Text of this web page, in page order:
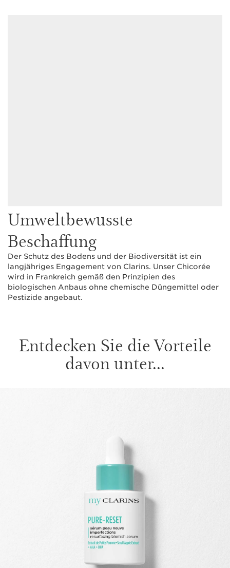
Umweltbewusste
Beschaffung
Der Schutz des Bodens und der Biodiversität ist ein
langjähriges Engagement von Clarins. Unser Chicorée
wird in Frankreich gemäß den Prinzipien des
biologischen Anbaus ohne chemische Düngemittel oder
Pestizide angebaut.
Entdecken Sie die Vorteile
davon unter...